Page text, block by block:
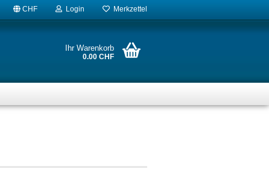
CHF Login Merkzettel
Ihr Warenkorb
0.00 CHF